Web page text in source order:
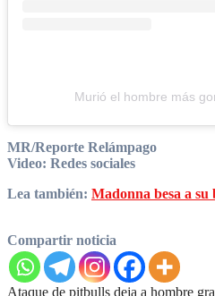
Murió el hombre más
MR/Reporte Relámpago
Video: Redes sociales
Lea también: Madonna besa a
Compartir noticia
Ataque de pitbulls deja a hombre